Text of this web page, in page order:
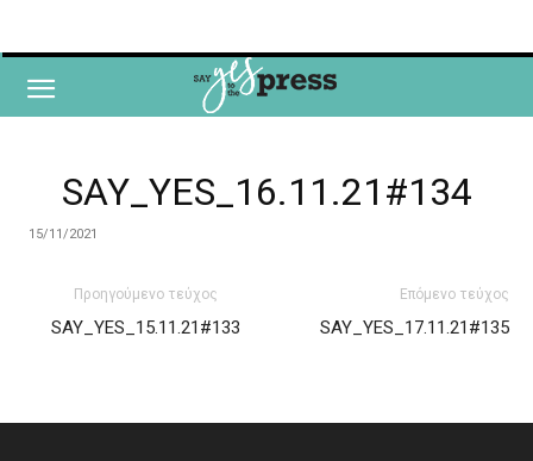
SAY_YES_16.11.21#134
15/11/2021
Προηγούμενο τεύχος
SAY_YES_15.11.21#133
Επόμενο τεύχος
SAY_YES_17.11.21#135